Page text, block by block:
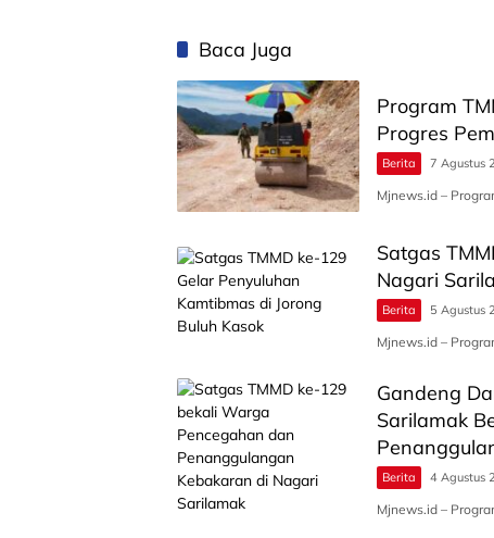
Baca Juga
Program
Progres
Berita 7 Agustus
Mjnews.id –
Satgas
Nagari
Berita 5 Agustus
Mjnews.id –
Gandeng
Sarilamak
Berita 4 Agustus
Mjnews.id –